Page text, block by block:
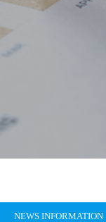
NEWS INFORMATION